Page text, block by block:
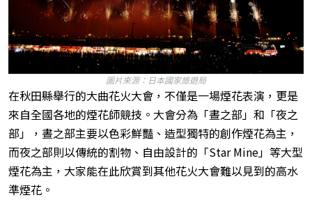
圖片來源：日本國家旅遊局
在秋田縣舉行的大曲花火大會，不僅是一場煙花表演，更是
來自全國各地的煙花師競技。大會分為「晝之部」和「夜之
部」，晝之部主要以色彩鮮豔、造型獨特的創作煙花為主，
而夜之部則以傳統的割物、自由設計的「Star Mine」等大型
煙花為主，大家能在此欣賞到其他花火大會難以見到的高水
準煙花。